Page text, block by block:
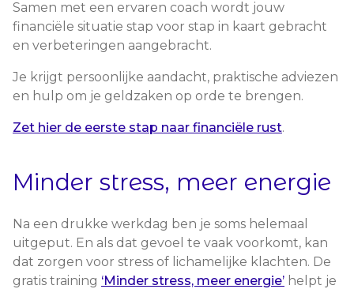
Samen met een ervaren coach wordt jouw
financiële situatie stap voor stap in kaart gebracht
en verbeteringen aangebracht.
Je krijgt persoonlijke aandacht, praktische adviezen
en hulp om je geldzaken op orde te brengen.
Zet hier de eerste stap naar financiële rust.
Minder stress, meer energie
Na een drukke werkdag ben je soms helemaal
uitgeput. En als dat gevoel te vaak voorkomt, kan
dat zorgen voor stress of lichamelijke klachten. De
gratis training ‘Minder stress, meer energie’ helpt je